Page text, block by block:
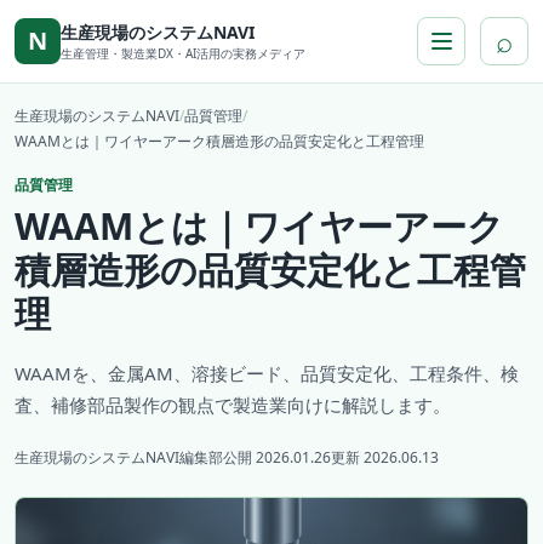
本文へ移動
N 生産現場のシステムNAVI
生産管理・製造業DX・AI活用の実務メディア ⌕
生産現場のシステムNAVI/品質管理/
WAAMとは｜ワイヤーアーク積層造形の品質安定化と工程管理
品質管理
WAAMとは｜ワイヤーアーク
積層造形の品質安定化と工程管
理
WAAMを、金属AM、溶接ビード、品質安定化、工程条件、検
査、補修部品製作の観点で製造業向けに解説します。
生産現場のシステムNAVI編集部公開 2026.01.26更新 2026.06.13